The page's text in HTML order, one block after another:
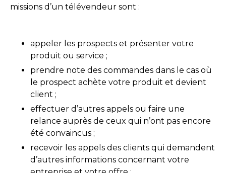
missions d’un télévendeur sont :
appeler les prospects et présenter votre
produit ou service ;
prendre note des commandes dans le cas où
le prospect achète votre produit et devient
client ;
effectuer d’autres appels ou faire une
relance auprès de ceux qui n’ont pas encore
été convaincus ;
recevoir les appels des clients qui demandent
d’autres informations concernant votre